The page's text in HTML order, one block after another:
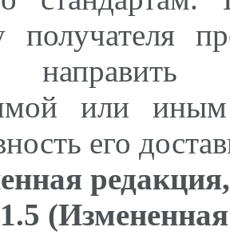
направить
или
его